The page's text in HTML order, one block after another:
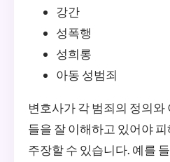
강간
성폭행
성희롱
아동 성범죄
변호사가 각 범죄의 정의와
들을 잘 이해하고 있어야
주장할 수 있습니다. 예를